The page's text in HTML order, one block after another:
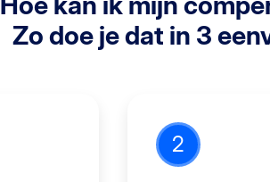
Zo doe je dat in 3
2